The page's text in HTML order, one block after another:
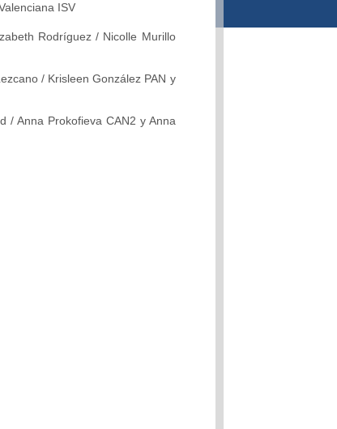
ISV
Rodríguez / Nicolle Murillo
/ Krisleen González PAN y
/ Anna Prokofieva CAN2 y Anna